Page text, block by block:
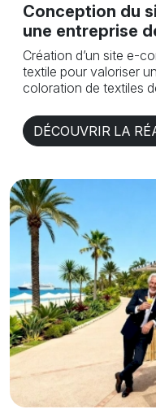
Conception du
une entreprise
Création d’un site e-
textile pour valoriser
coloration de textiles
DÉCOUVRIR LA